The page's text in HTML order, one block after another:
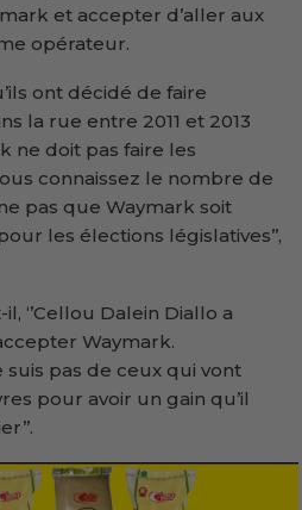
et accepter d’aller aux
opérateur.
ont décidé de faire
la rue entre 2011 et 2013
ne doit pas faire les
connaissez le nombre de
pas que Waymark soit
les élections législatives’’,
‘’Cellou Dalein Diallo a
Waymark.
pas de ceux qui vont
pour avoir un gain qu’il